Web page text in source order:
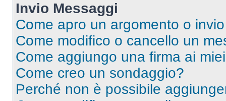
Invio Messaggi
Come apro un argomento o
Come modifico o cancello un
Come aggiungo una firma ai
Come creo un sondaggio?
Perché non è possibile